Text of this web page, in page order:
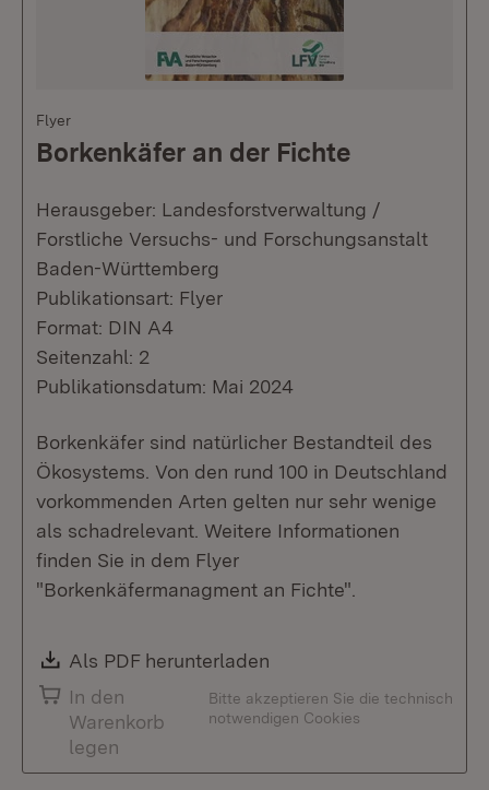
Flyer
Borkenkäfer an der Fichte
Herausgeber: Landesforstverwaltung /
Forstliche Versuchs- und Forschungsanstalt
Baden-Württemberg
Publikationsart: Flyer
Format: DIN A4
Seitenzahl: 2
Publikationsdatum: Mai 2024
Borkenkäfer sind natürlicher Bestandteil des
Ökosystems. Von den rund 100 in Deutschland
vorkommenden Arten gelten nur sehr wenige
als schadrelevant. Weitere Informationen
finden Sie in dem Flyer
"Borkenkäfermanagment an Fichte".
Download:
Als PDF herunterladen
In den
Warenkorb
legen
Bitte akzeptieren Sie die technisch
notwendigen Cookies